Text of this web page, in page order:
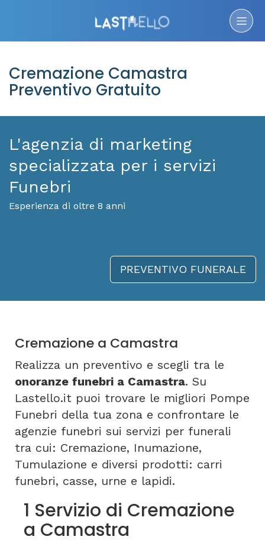
Cremazione Camastra
Preventivo Gratuito
L'agenzia di marketing
specializzata per i servizi
Funebri
Esperienza di oltre 8 anni
PREVENTIVO FUNERALE
Cremazione a Camastra
Realizza un preventivo e scegli tra le
onoranze funebri a Camastra. Su
Lastello.it puoi trovare le migliori Pompe
Funebri della tua zona e confrontare le
agenzie funebri sui servizi per funerali
tra cui: Cremazione, Inumazione,
Tumulazione e diversi prodotti: carri
funebri, casse, urne e lapidi.
1 Servizio di Cremazione
a Camastra